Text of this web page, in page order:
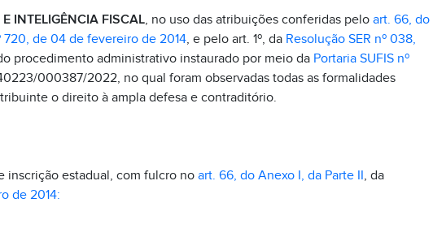
INTELIGÊNCIA FISCAL, no uso das atribuições conferidas pelo art. 66, do
720, de 04 de fevereiro de 2014, e pelo art. 1º, da Resolução SER nº 038,
procedimento administrativo instaurado por meio da Portaria SUFIS nº
000387/2022, no qual foram observadas todas as formalidades
o direito à ampla defesa e contraditório.
estadual, com fulcro no art. 66, do Anexo I, da Parte II, da
de 2014: